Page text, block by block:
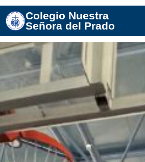
Colegio Nuestra
Señora del Prado